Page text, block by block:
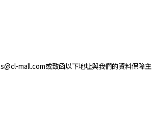
mall.com或致函以下地址與我們的資料保障主